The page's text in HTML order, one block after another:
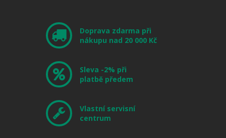
Doprava zdarma při
nákupu nad 20 000 Kč
Sleva -2% při
platbě předem
Vlastní servisní
centrum